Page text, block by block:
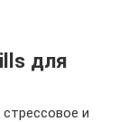
для
и